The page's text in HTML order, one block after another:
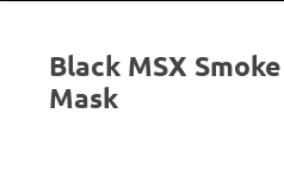
Black MSX
Mask